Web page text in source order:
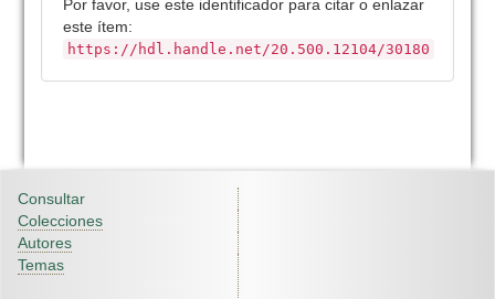
Por favor, use este identificador para citar o enlazar
este ítem:
https://hdl.handle.net/20.500.12104/30180
Consultar
Colecciones
Autores
Temas